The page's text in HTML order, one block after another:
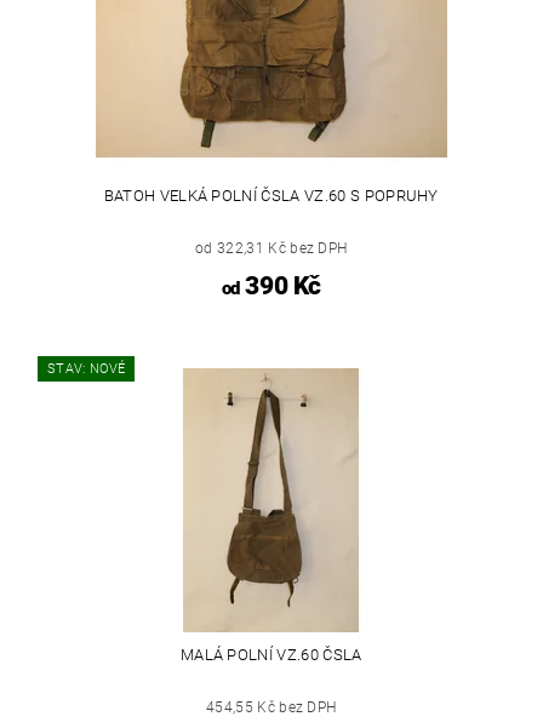
BATOH VELKÁ POLNÍ ČSLA VZ.60 S POPRUHY
od 322,31 Kč bez DPH
od390 Kč
STAV: NOVÉ
MALÁ POLNÍ VZ.60 ČSLA
454,55 Kč bez DPH